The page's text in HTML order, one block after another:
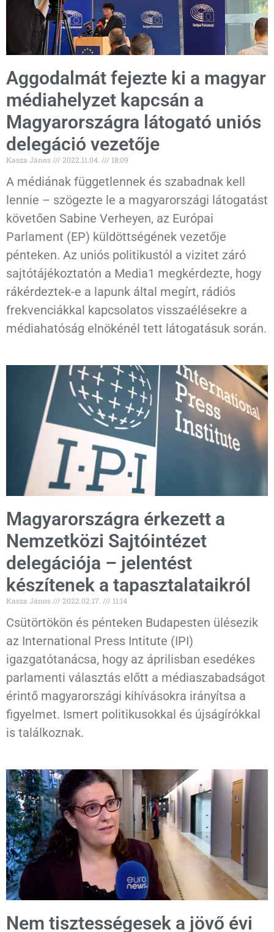
Aggodalmát fejezte ki a magyar
médiahelyzet kapcsán a
Magyarországra látogató uniós
delegáció vezetője
Kasza János 2022.11.04. 18:09
A médiának függetlennek és szabadnak kell
lennie – szögezte le a magyarországi látogatást
követően Sabine Verheyen, az Európai
Parlament (EP) küldöttségének vezetője
pénteken. Az uniós politikustól a vizitet záró
sajtótájékoztatón a Media1 megkérdezte, hogy
rákérdeztek-e a lapunk által megírt, rádiós
frekvenciákkal kapcsolatos visszaélésekre a
médiahatóság elnökénél tett látogatásuk során.
Magyarországra érkezett a
Nemzetközi Sajtóintézet
delegációja – jelentést
készítenek a tapasztalataikról
Kasza János 2022.02.17. 11:14
Csütörtökön és pénteken Budapesten ülésezik
az International Press Intitute (IPI)
igazgatótanácsa, hogy az áprilisban esedékes
parlamenti választás előtt a médiaszabadságot
érintő magyarországi kihívásokra irányítsa a
figyelmet. Ismert politikusokkal és újságírókkal
is találkoznak.
Nem tisztességesek a jövő évi